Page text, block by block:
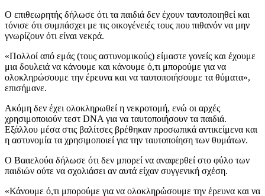
Ο επιθεωρητής δήλωσε ότι τα παιδιά δεν έχουν ταυτοποιηθεί και
τόνισε ότι συμπάσχει με τις οικογένειές τους που πιθανόν να μην
γνωρίζουν ότι είναι νεκρά.
«Πολλοί από εμάς (τους αστυνομικούς) είμαστε γονείς και έχουμε
μια δουλειά να κάνουμε και κάνουμε ό,τι μπορούμε για να
ολοκληρώσουμε την έρευνα και να ταυτοποιήσουμε τα θύματα»,
επισήμανε.
Ακόμη δεν έχει ολοκληρωθεί η νεκροτομή, ενώ οι αρχές
χρησιμοποιούν τεστ DNA για να ταυτοποιήσουν τα παιδιά.
Εξάλλου μέσα στις βαλίτσες βρέθηκαν προσωπικά αντικείμενα και
η αστυνομία τα χρησιμοποιεί για την ταυτοποίηση των θυμάτων.
Ο Βααελούα δήλωσε ότι δεν μπορεί να αναφερθεί στο φύλο των
παιδιών ούτε να σχολιάσει αν αυτά είχαν συγγενική σχέση.
«Κάνουμε ό,τι μπορούμε για να ολοκληρώσουμε την έρευνα και να